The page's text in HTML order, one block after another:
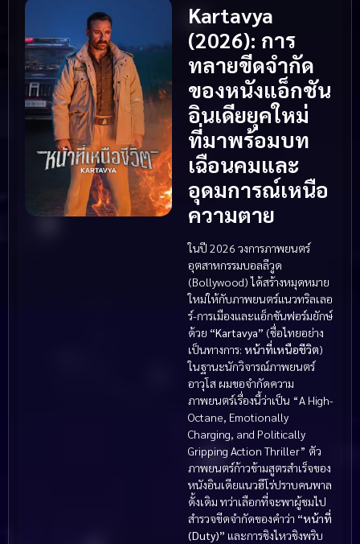
Kartavya
(2026): การ
ทลายขีดจำกัด
ของหนังแอ็กชัน
อินเดียยุคใหม่
ที่มาพร้อมบท
เฉือนคมและ
อุดมการณ์เหนือ
ความตาย
ในปี 2026 วงการภาพยนตร์
อุตสาหกรรมบอลลีวูด
(Bollywood) ได้สร้างหมุดหมาย
ใหม่ให้กับภาพยนตร์แนวทริลเลอ
ร์-การเมืองและแอ็กชันฟอร์มยักษ์
ด้วย “Kartavya” (ชื่อไทยอย่าง
เป็นทางการ: หน้าที่เหนือชีวิต)
ในฐานะนักวิจารณ์ภาพยนตร์
อาวุโส ผมขอจำกัดความ
ภาพยนตร์เรื่องนี้ว่าเป็น “A High-
Octane, Emotionally
Charging, and Politically
Gripping Action Thriller” ตัว
ภาพยนตร์ก้าวข้ามสูตรสำเร็จของ
หนังอินเดียแนวฮีโร่ปราบคนพาล
ดั้งเดิม ทว่าเลือกที่จะพาผู้ชมไป
สำรวจขีดจำกัดของคำว่า “หน้าที่
(Duty)” และการชิงไหวชิงพริบ